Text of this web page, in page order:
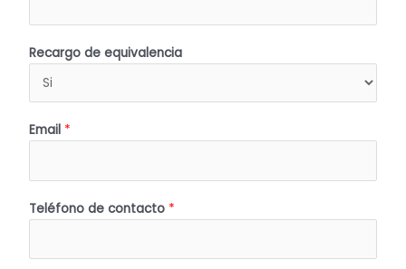
Recargo de equivalencia
Email *
Teléfono de contacto *